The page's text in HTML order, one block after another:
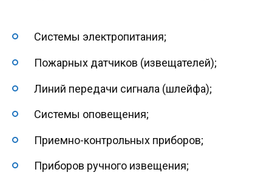
Системы электропитания;
Пожарных датчиков (извещателей);
Линий передачи сигнала (шлейфа);
Системы оповещения;
Приемно-контрольных приборов;
Приборов ручного извещения;